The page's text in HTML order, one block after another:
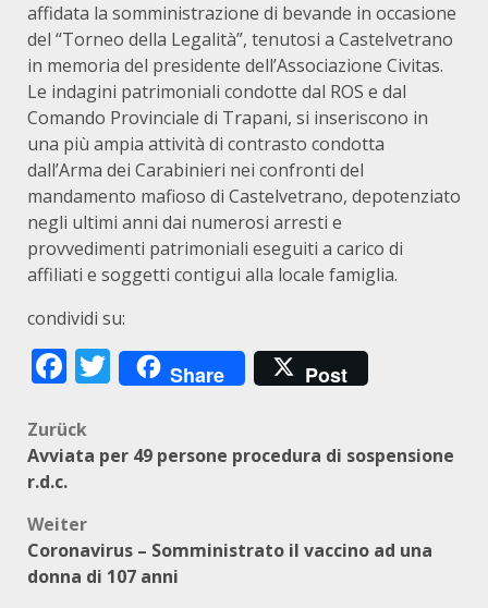
affidata la somministrazione di bevande in occasione
del “Torneo della Legalità”, tenutosi a Castelvetrano
in memoria del presidente dell’Associazione Civitas.
Le indagini patrimoniali condotte dal ROS e dal
Comando Provinciale di Trapani, si inseriscono in
una più ampia attività di contrasto condotta
dall’Arma dei Carabinieri nei confronti del
mandamento mafioso di Castelvetrano, depotenziato
negli ultimi anni dai numerosi arresti e
provvedimenti patrimoniali eseguiti a carico di
affiliati e soggetti contigui alla locale famiglia.
condividi su:
Facebook
Twitter
Share Post
Beitragsnavigation
Zurück
Avviata per 49 persone procedura di sospensione
r.d.c.
Weiter
Coronavirus – Somministrato il vaccino ad una
donna di 107 anni